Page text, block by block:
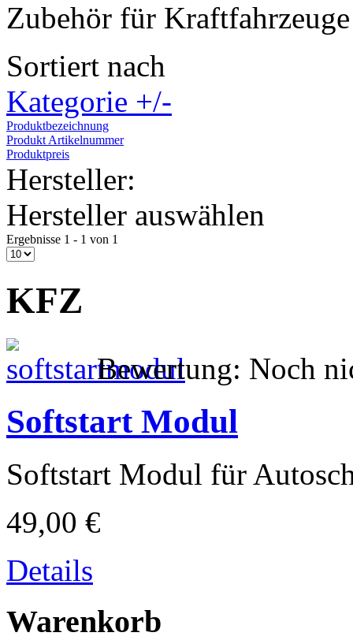
Zubehör für Kraftfahrzeuge
Sortiert nach
Kategorie +/-
Produktbezeichnung
Produkt Artikelnummer
Produktpreis
Hersteller:
Hersteller auswählen
Ergebnisse 1 - 1 von 1
KFZ
Bewertung: Noch
Softstart Modul
Softstart Modul für
49,00 €
Details
Warenkorb